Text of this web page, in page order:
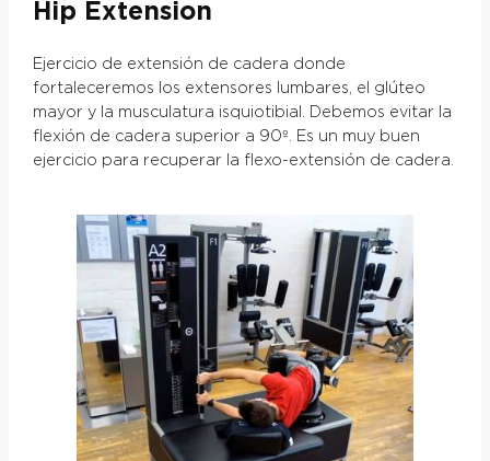
Hip Extension
Ejercicio de extensión de cadera donde
fortaleceremos los extensores lumbares, el glúteo
mayor y la musculatura isquiotibial. Debemos evitar la
flexión de cadera superior a 90º. Es un muy buen
ejercicio para recuperar la flexo-extensión de cadera.